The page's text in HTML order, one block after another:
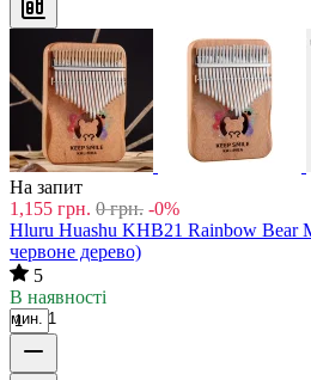
На запит
1,155 грн. 0 грн. -0%
Hluru Huashu KHB21 Rainbow Bear
червоне дерево)
5
В наявності
мин. 1